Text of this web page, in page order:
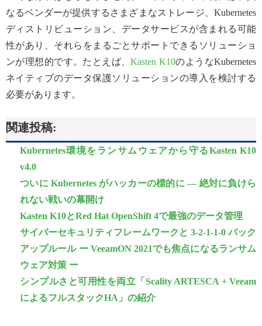
なるベンダーが提供するさまざまなストレージ、Kubernetes
ディストリビューション、データサービスが含まれる可能
性があり、それらをまるごとサポートできるソリューショ
ンが理想的です。たとえば、Kasten K10のようなKubernetes
ネイティブのデータ保護ソリューションの導入を検討する
必要があります。
関連投稿:
Kubernetes環境をランサムウェアから守るKasten K10
v4.0
ついに Kubernetes がハッカーの標的に ― 絶対に負けら
れない戦いの幕開け
Kasten K10とRed Hat OpenShift 4で最強のデータ管理
サイバーセキュリティフレームワークと 3-2-1-1-0 バック
アップルール ー VeeamON 2021でも焦点になるランサム
ウェア対策 ー
シンプルさと可用性を両立「Scality ARTESCA + Veeam
によるフルスタックHA」の紹介